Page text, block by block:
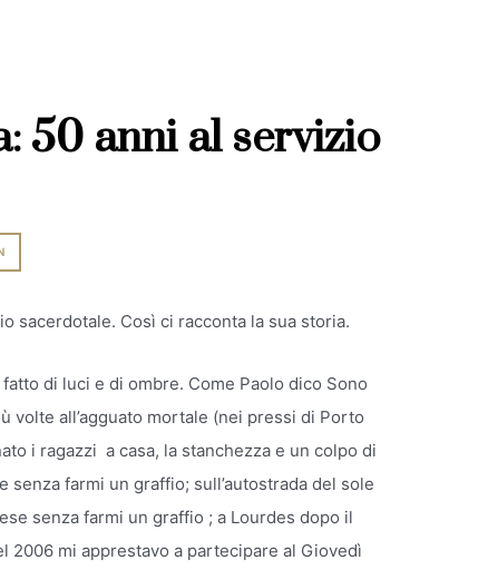
50 anni al servizio
sacerdotale. Così ci racconta la sua storia.
di luci e di ombre. Come Paolo dico Sono
volte all’agguato mortale (nei pressi di Porto
i ragazzi a casa, la stanchezza e un colpo di
farmi un graffio; sull’autostrada del sole
senza farmi un graffio ; a Lourdes dopo il
2006 mi apprestavo a partecipare al Giovedì